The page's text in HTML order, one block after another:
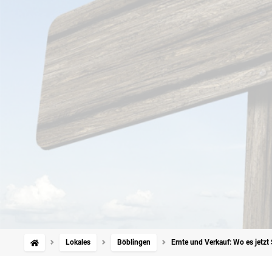
Lokales Böblingen Ernte und Verkauf: Wo es